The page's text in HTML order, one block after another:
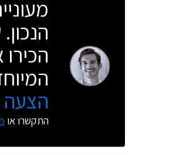
הצעה
התקשרו או